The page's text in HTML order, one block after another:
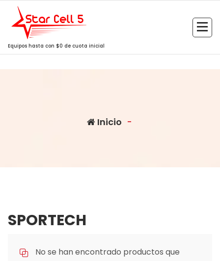
Saltar
contenido
Equipos hasta con $0 de cuota inicial
Inicio -
SPORTECH
No se han encontrado productos que